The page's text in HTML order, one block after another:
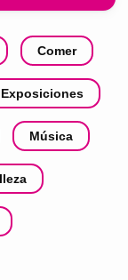
Comer
Exposiciones
Música